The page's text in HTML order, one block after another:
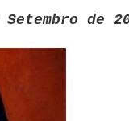
de